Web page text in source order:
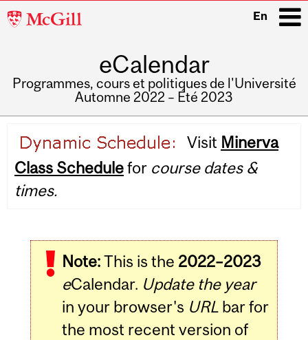
McGill
En
eCalendar
Programmes, cours et politiques de l'Université
Automne 2022 – Été 2023
navigation
Visit Minerva
Class Schedulefor course dates &
times.
Note:This is the 2022–2023
eCalendar. Update the year
in your browser's URLbar for
the most recent version of